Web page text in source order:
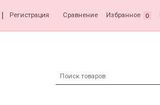
Регистрация Сравнение Избранное 0